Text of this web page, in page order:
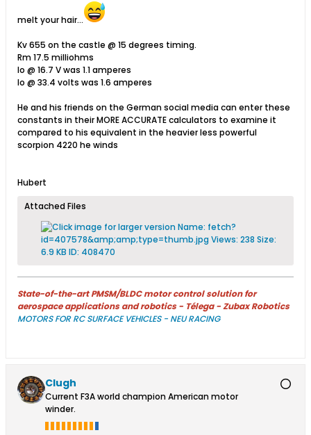
melt your hair...
Kv 655 on the castle @ 15 degrees timing.
Rm 17.5 milliohms
Io @ 16.7 V was 1.1 amperes
Io @ 33.4 volts was 1.6 amperes​
He and his friends on the German social media can enter these
constants in their MORE ACCURATE calculators to examine it
compared to his equivalent in the heavier less powerful
scorpion 4220 he winds
Hubert
Attached Files
State-of-the-art PMSM/BLDC motor control solution for
aerospace applications and robotics - Télega - Zubax Robotics
MOTORS FOR RC SURFACE VEHICLES - NEU RACING
Clugh
Current F3A world champion American motor
winder.